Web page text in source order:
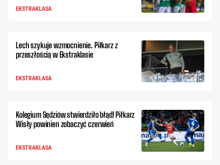
EKSTRAKLASA
Lech szykuje wzmocnienie. Piłkarz z
przeszłością w Ekstraklasie
EKSTRAKLASA
Kolegium Sędziów stwierdziło błąd! Piłkarz
Wisły powinien zobaczyć czerwień
EKSTRAKLASA